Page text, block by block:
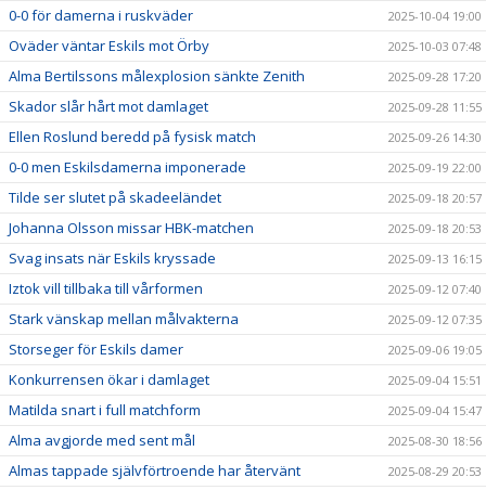
0-0 för damerna i ruskväder 2025-10-04 19:00
Oväder väntar Eskils mot Örby 2025-10-03 07:48
Alma Bertilssons målexplosion sänkte Zenith 2025-09-28 17:20
Skador slår hårt mot damlaget 2025-09-28 11:55
Ellen Roslund beredd på fysisk match 2025-09-26 14:30
0-0 men Eskilsdamerna imponerade 2025-09-19 22:00
Tilde ser slutet på skadeeländet 2025-09-18 20:57
Johanna Olsson missar HBK-matchen 2025-09-18 20:53
Svag insats när Eskils kryssade 2025-09-13 16:15
Iztok vill tillbaka till vårformen 2025-09-12 07:40
Stark vänskap mellan målvakterna 2025-09-12 07:35
Storseger för Eskils damer 2025-09-06 19:05
Konkurrensen ökar i damlaget 2025-09-04 15:51
Matilda snart i full matchform 2025-09-04 15:47
Alma avgjorde med sent mål 2025-08-30 18:56
Almas tappade självförtroende har återvänt 2025-08-29 20:53